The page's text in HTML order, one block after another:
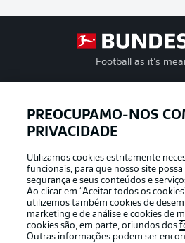
Football as it’s
APLICATIVO DA
Oferecido por
PREOCUPAMO-NOS
PRIVACIDADE
Utilizamos cookies estritamente
funcionais, para que nosso site
segurança e seus conteúdos e
Ao clicar em “Aceitar todos os
utilizemos também cookies de
marketing e de análise e cookies de
cookies são, em parte, oriundos dos
Outras informações podem ser